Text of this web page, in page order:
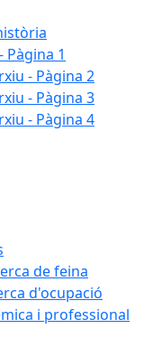
Pàgina 1
- Pàgina 2
- Pàgina 3
- Pàgina 4
de feina
d'ocupació
i professional